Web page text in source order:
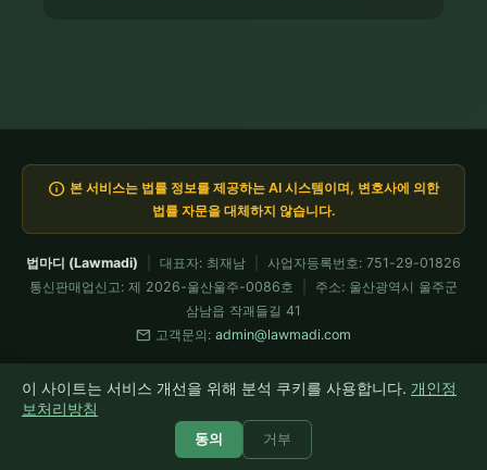
이 사이트는 서비스 개선을 위해 분석 쿠키를 사용합니다. 개인정
보처리방침
동의 거부
info 본 서비스는 법률 정보를 제공하는 AI 시스템이며, 변호사에 의한
법률 자문을 대체하지 않습니다.
법마디 (Lawmadi) 대표자: 최재남
사업자등록번호: 751-29-01826
통신판매업신고: 제 2026-울산울주-0086호
주소: 울산광역시 울주군
삼남읍 작괘들길 41
mail 고객문의: admin@lawmadi.com
모든 코드는 Claude Fable이 설계·검증 운용 · 현재 Fable 5 가동 중
© 2026 법마디 Lawmadi. All rights reserved.